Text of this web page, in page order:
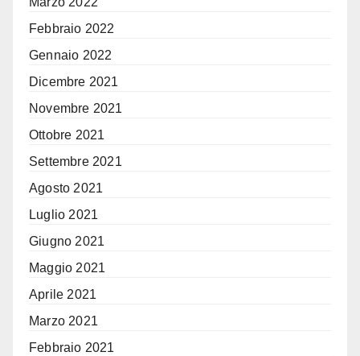
Febbraio 2022
Gennaio 2022
Dicembre 2021
Novembre 2021
Ottobre 2021
Settembre 2021
Agosto 2021
Luglio 2021
Giugno 2021
Maggio 2021
Aprile 2021
Marzo 2021
Febbraio 2021